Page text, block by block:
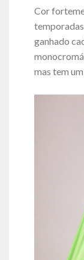
Cor
ganhado
mas tem